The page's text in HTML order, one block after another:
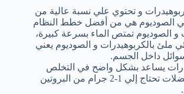
و تحتوي علي نسبة عالية من
في الصوديوم هي من أفضل خطط النظام
و الصوديوم تمتص الماء بسرعة كبيرة،
ملئ بالكربوهيدرات و الصوديوم يعني
داخل الجسم.
يساعد بشكل واضح في التخلص
من احتباس الماء. العضلات تحتاج إلي 1-2 جرام من البروتين